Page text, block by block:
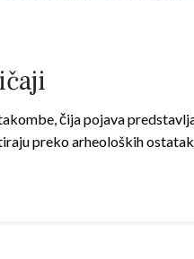
čija pojava
preko arheoloških